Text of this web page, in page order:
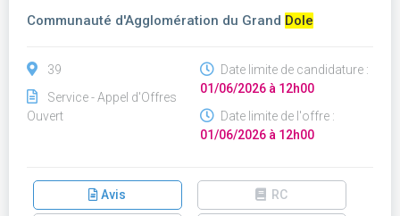
Communauté d'Agglomération du Grand Dole
39
Service - Appel d'Offres
Ouvert
Date limite de candidature :
01/06/2026 à 12h00
Date limite de l'offre :
01/06/2026 à 12h00
Avis RC